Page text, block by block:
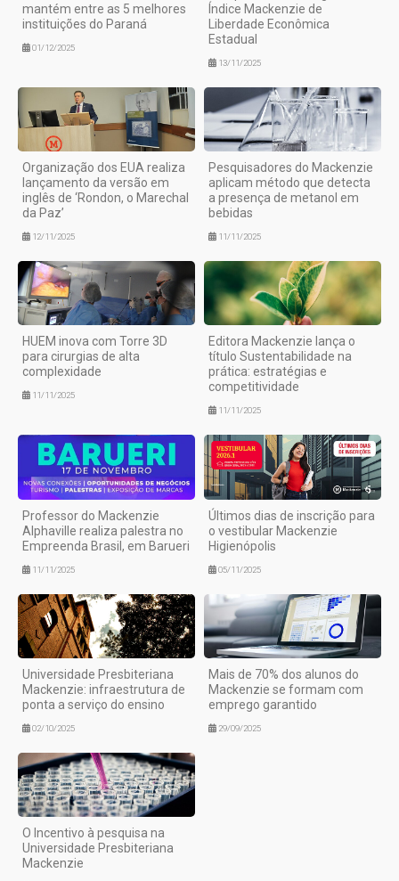
mantém entre as 5 melhores
instituições do Paraná
01/12/2025
Índice Mackenzie de
Liberdade Econômica
Estadual
13/11/2025
Organização dos EUA realiza
lançamento da versão em
inglês de ‘Rondon, o Marechal
da Paz’
12/11/2025
Pesquisadores do Mackenzie
aplicam método que detecta
a presença de metanol em
bebidas
11/11/2025
HUEM inova com Torre 3D
para cirurgias de alta
complexidade
11/11/2025
Editora Mackenzie lança o
título Sustentabilidade na
prática: estratégias e
competitividade
11/11/2025
Professor do Mackenzie
Alphaville realiza palestra no
Empreenda Brasil, em Barueri
11/11/2025
Últimos dias de inscrição para
o vestibular Mackenzie
Higienópolis
05/11/2025
Universidade Presbiteriana
Mackenzie: infraestrutura de
ponta a serviço do ensino
02/10/2025
Mais de 70% dos alunos do
Mackenzie se formam com
emprego garantido
29/09/2025
O Incentivo à pesquisa na
Universidade Presbiteriana
Mackenzie